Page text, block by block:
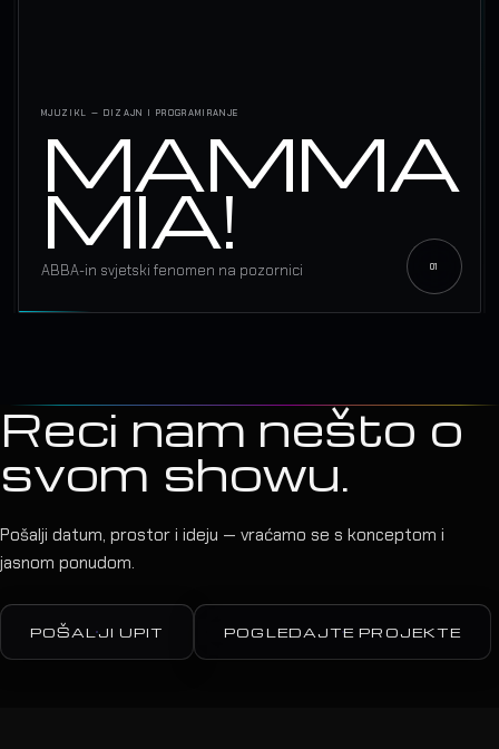
MJUZIKL — DIZAJN I PROGRAMIRANJE
MAMMA
MIA!
ABBA-in svjetski fenomen na pozornici
Reci nam nešto o
svom showu.
Pošalji datum, prostor i ideju — vraćamo se s konceptom i
jasnom ponudom.
POŠALJI UPIT POGLEDAJTE PROJEKTE